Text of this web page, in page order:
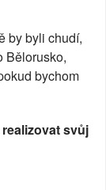
by byli chudí,
Bělorusko,
bychom
svůj